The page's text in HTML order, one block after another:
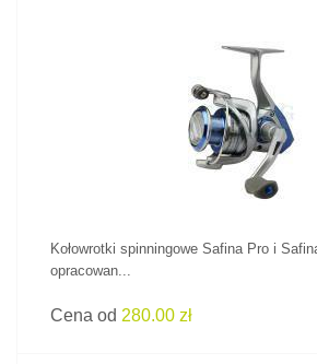
ZOBACZ PRODUKT
Kołowrotki spinningowe Safina Pro i
opracowan...
Cena od 280.00 zł